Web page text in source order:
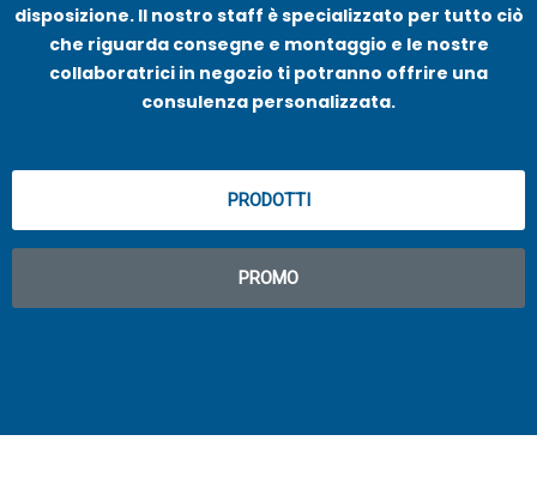
disposizione. Il nostro staff è specializzato per tutto ciò
che riguarda consegne e montaggio e le nostre
collaboratrici in negozio ti potranno offrire una
consulenza personalizzata.
PRODOTTI
PROMO